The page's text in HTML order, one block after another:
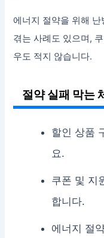
에너지 절약을 위해
겪는 사례도 있으며,
우도 적지 않습니다.
절약 실패 막는
할인 상품
요.
쿠폰 및 지
합니다.
에너지 절